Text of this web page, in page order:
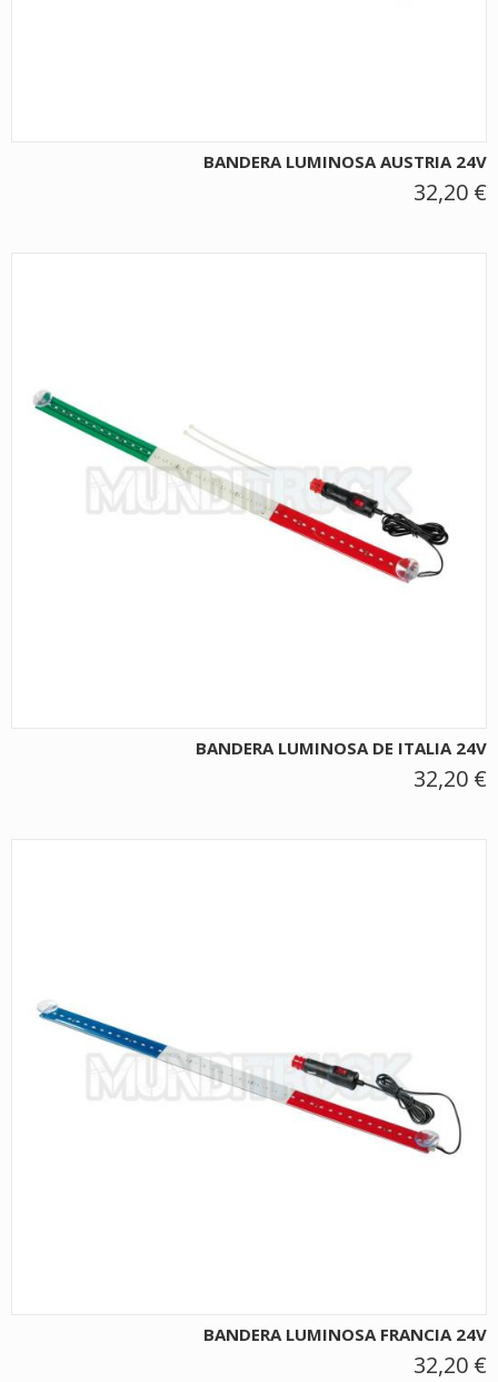
BANDERA LUMINOSA AUSTRIA 24V
32,20 €
BANDERA LUMINOSA DE ITALIA 24V
32,20 €
BANDERA LUMINOSA FRANCIA 24V
32,20 €